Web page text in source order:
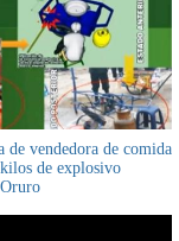
de vendedora de comida
de explosivo